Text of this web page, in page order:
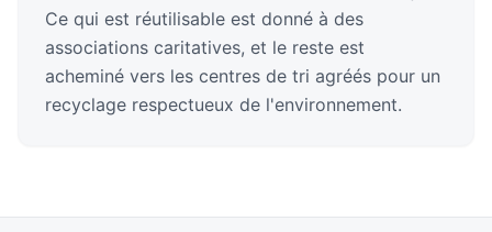
Ce qui est réutilisable est donné à des
associations caritatives, et le reste est
acheminé vers les centres de tri agréés pour un
recyclage respectueux de l'environnement.